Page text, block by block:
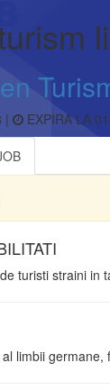
| EXPIRA LA
turisti straini in
limbii germane,